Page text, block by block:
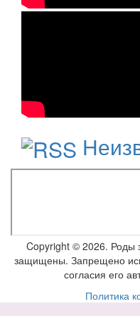
Copyright © 2026. Роды
защищены. Запрещено
согласия его
Политика